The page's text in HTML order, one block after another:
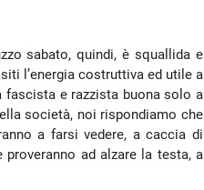
sabato, quindi, è squallida e
l’energia costruttiva ed utile a
fascista e razzista buona solo a
società, noi rispondiamo che
a farsi vedere, a caccia di
ad alzare la testa, a